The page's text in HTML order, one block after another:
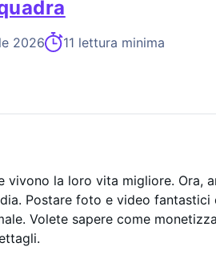
ESPERTI
2026 11 lettura minima
vivono la loro vita migliore. Ora,
Postare foto e video fantastici
Volete sapere come